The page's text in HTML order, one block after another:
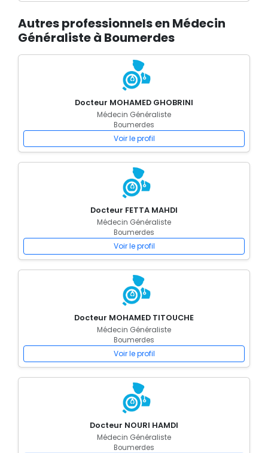
Autres professionnels en Médecin
Généraliste à Boumerdes
Docteur MOHAMED GHOBRINI
Médecin Généraliste
Boumerdes
Voir le profil
Docteur FETTA MAHDI
Médecin Généraliste
Boumerdes
Voir le profil
Docteur MOHAMED TITOUCHE
Médecin Généraliste
Boumerdes
Voir le profil
Docteur NOURI HAMDI
Médecin Généraliste
Boumerdes